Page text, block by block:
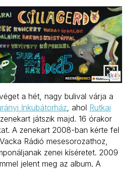
a hét, nagy bulival várja a
Inkubátorház , ahol Rutkai
zenekart játszik majd. 16 órakor
A zenekart 2008-ban kérte fel
Rádió mesesorozathoz,
zenei kíséretet. 2009
jelent meg az album. A